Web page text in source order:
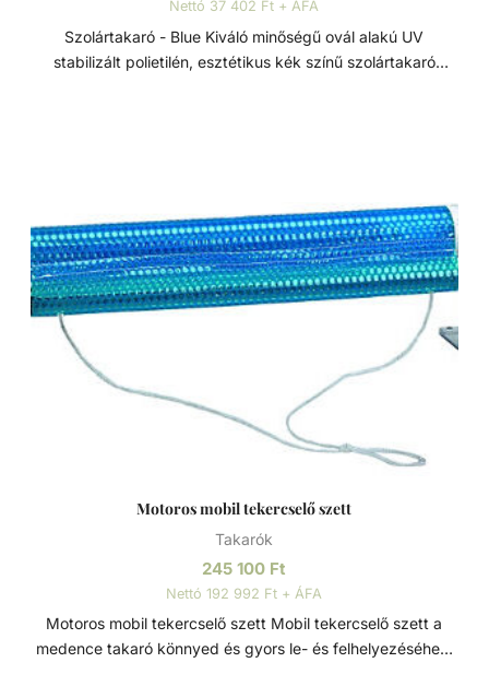
Nettó 37 402 Ft + ÁFA
Szolártakaró - Blue Kiváló minőségű ovál alakú UV
stabilizált polietilén, esztétikus kék színű szolártakaró
mértékben csökken, ezért a páramentesítő berendezések
üzemideje is csökken - energiát takarítva meg.
Anyagvastagság kör alakú takaróknál 180 vagy 250
mikron, ovál takaróknál 250 mikron. Kíméletes
vegyszerezés mellett elvárható élettartam 2-3 év.
Medencetakarás előnyei: - csökken a párolgás, ezáltal a
hőveszteség is - csökken a párolgás okozta vízveszteség,
és ezzel a friss víz utánpótlás is - csökken a medence
hősugárzása, így lassul a víz lehűlése - csökken a
vegyszerfelhasználás mennyisége és a víztisztítás egyéb
berendezésének üzemideje - kisebb teljesítményű, így
olcsóbb párátlanító berendezés is elégséges lehet beltéri
medencék esetében - kültéri medencéknél
meghosszabbodik a fürdési idény - egyes medencetakaró
típusok biztonsági takaróként is funkcionálnak - esztétikum
Motoros mobil tekercselő szett
Takarók
245 100 Ft
Nettó 192 992 Ft + ÁFA
Motoros mobil tekercselő szett Mobil tekercselő szett a
medence takaró könnyed és gyors le- és felhelyezéséhez.